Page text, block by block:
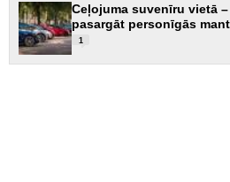
Ceļojuma suvenīru vietā
pasargāt personīgās
1